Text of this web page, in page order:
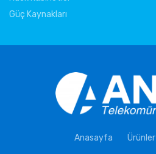
Güç Kaynakları
Anasayfa Ürünler